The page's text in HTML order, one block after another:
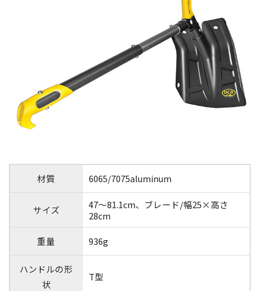
材質 6065/7075aluminum
サイズ
47〜81.1cm、ブレード/幅25×高さ
28cm
重量 936g
ハンドルの形
状
T型